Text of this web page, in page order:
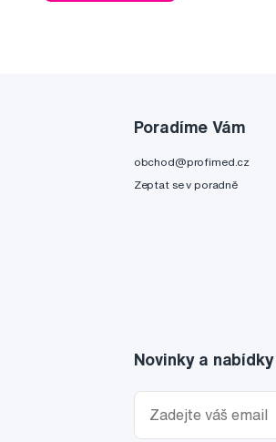
Poradíme Vám
obchod@profimed.cz
Zeptat se v poradně
Novinky a nabídky